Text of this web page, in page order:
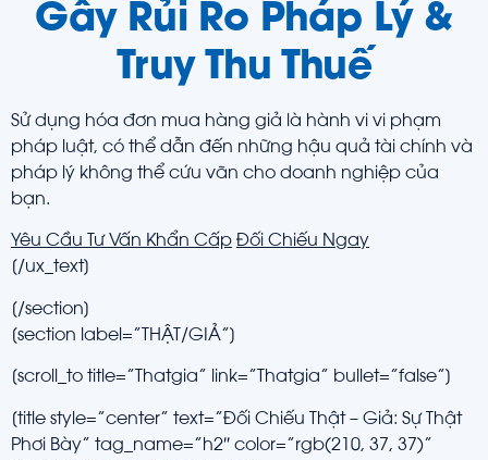
Gây Rủi Ro Pháp Lý &
Truy Thu Thuế
Sử dụng hóa đơn mua hàng giả là hành vi vi phạm
pháp luật, có thể dẫn đến những hậu quả tài chính và
pháp lý không thể cứu vãn cho doanh nghiệp của
bạn.
Yêu Cầu Tư Vấn Khẩn Cấp Đối Chiếu Ngay
[/ux_text]
[/section]
[section label=”THẬT/GIẢ”]
[scroll_to title=”Thatgia” link=”Thatgia” bullet=”false”]
[title style=”center” text=”Đối Chiếu Thật – Giả: Sự Thật
Phơi Bày” tag_name=”h2″ color=”rgb(210, 37, 37)”